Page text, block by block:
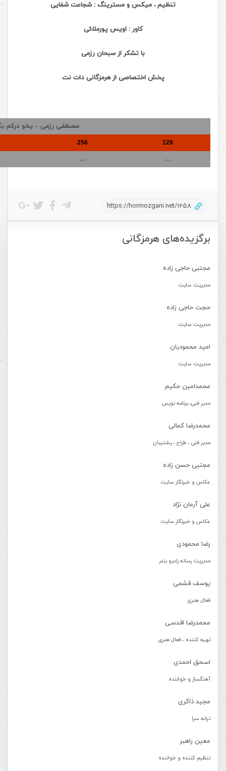
برگزیده‌های هرمزگانی
مجتبی حاجی زاده
مدیریت سایت
حجت حاجی زاده
مدیریت سایت
امید محمودیان
مدیریت سایت
محمدامین حکیم
مدیر فنی، برنامه نویس
محمدرضا کمالی
مدیر فنی ، طراح ، پشتیبان
مجتبی حسن زاده
عکاس و خبرنگار سایت
علی آرمان نژاد
عکاس و خبرنگار سایت
رضا محمودی
مدیریت رسانه رادیو بندر
یوسف قشمی
فعال هنری
محمدرضا اقدسی
تهیه کننده ، فعال هنری
اسحق احمدی
آهنگساز و خواننده
مجید ذاکری
ترانه سرا
معین راهبر
تنظیم کننده و خواننده
تنظیم ، میکس و مسترینگ : شجاعت شفایی
کاور : اویس پورملائی
با تشکر از سبحان رزمی
پخش اختصاصی از هرمزگانی دات نت
مصطفی رزمی – یخو درکم
128
256
…
…
https://hormozgani.net/1258